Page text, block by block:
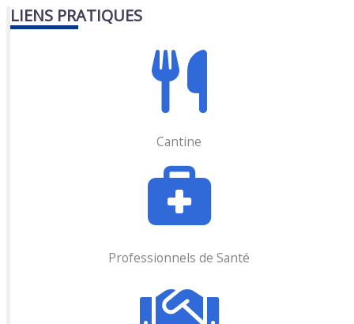
LIENS PRATIQUES
Cantine
Professionnels de Santé